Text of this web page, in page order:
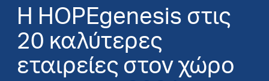
H HOPEgenesis στις
20 καλύτερες
εταιρείες στον χώρο